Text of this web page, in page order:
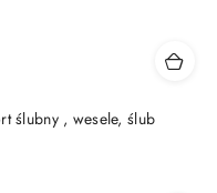
ślubny , wesele, ślub